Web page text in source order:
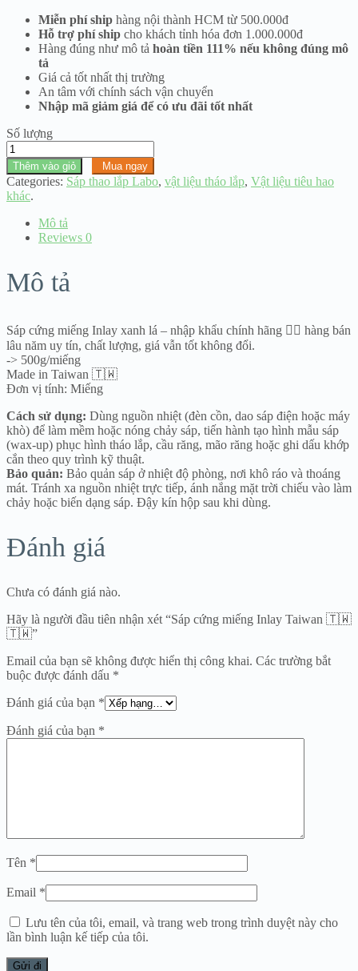
Miễn phí ship hàng nội thành HCM từ 500.000đ
Hỗ trợ phí ship cho khách tỉnh hóa đơn 1.000.000đ
Hàng đúng như mô tả hoàn tiền 111% nếu không đúng mô
tả
Giá cả tốt nhất thị trường
An tâm với chính sách vận chuyển
Nhập mã giảm giá để có ưu đãi tốt nhất
Số lượng
Sáp
cứng
miếng
Inlay
Taiwan
🇹🇼
🇹🇼
Thêm vào giỏ Mua ngay
Categories: Sáp thao lắp Labo, vật liệu tháo lắp, Vật liệu tiêu hao
khác.
Mô tả
Reviews 0
Mô tả
Sáp cứng miếng Inlay xanh lá – nhập khẩu chính hãng 👍🏻 hàng bán
lâu năm uy tín, chất lượng, giá vẫn tốt không đổi.
-> 500g/miếng
Made in Taiwan 🇹🇼
Đơn vị tính: Miếng
Cách sử dụng: Dùng nguồn nhiệt (đèn cồn, dao sáp điện hoặc máy
khò) để làm mềm hoặc nóng chảy sáp, tiến hành tạo hình mẫu sáp
(wax-up) phục hình tháo lắp, cầu răng, mão răng hoặc ghi dấu khớp
cắn theo quy trình kỹ thuật.
Bảo quản: Bảo quản sáp ở nhiệt độ phòng, nơi khô ráo và thoáng
mát. Tránh xa nguồn nhiệt trực tiếp, ánh nắng mặt trời chiếu vào làm
chảy hoặc biến dạng sáp. Đậy kín hộp sau khi dùng.
Đánh giá
Chưa có đánh giá nào.
Hãy là người đầu tiên nhận xét “Sáp cứng miếng Inlay Taiwan 🇹🇼
🇹🇼”
Email của bạn sẽ không được hiển thị công khai. Các trường bắt
buộc được đánh dấu *
Đánh giá của bạn *
Đánh giá của bạn *
Tên *
Email *
Lưu tên của tôi, email, và trang web trong trình duyệt này cho
lần bình luận kế tiếp của tôi.